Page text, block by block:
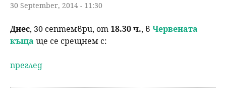
30 September, 2014 - 11:30
Днес, 30 септември, от18.30 ч., в Червената
къща ще се срещнем с:
преглед